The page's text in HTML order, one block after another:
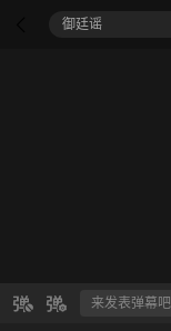
御廷谣‎